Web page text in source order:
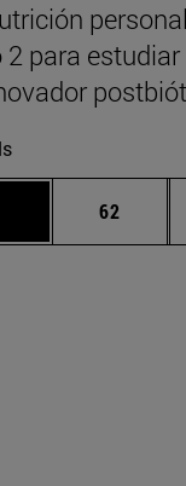
para
para desplazarse.
Página
62